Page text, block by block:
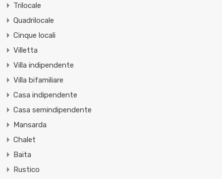
Trilocale
Quadrilocale
Cinque locali
Villetta
Villa indipendente
Villa bifamiliare
Casa indipendente
Casa semindipendente
Mansarda
Chalet
Baita
Rustico